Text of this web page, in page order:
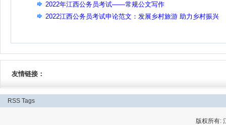
2022年江西公务员考试——常规公文写作
2022江西公务员考试申论范文：发展乡村旅游 助力乡村振兴
友情链接：
RSS Tags
版权所有: